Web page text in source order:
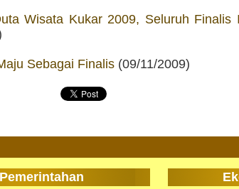
Wisata Kukar 2009, Seluruh Finalis
Sebagai Finalis (09/11/2009)
Pemerintahan